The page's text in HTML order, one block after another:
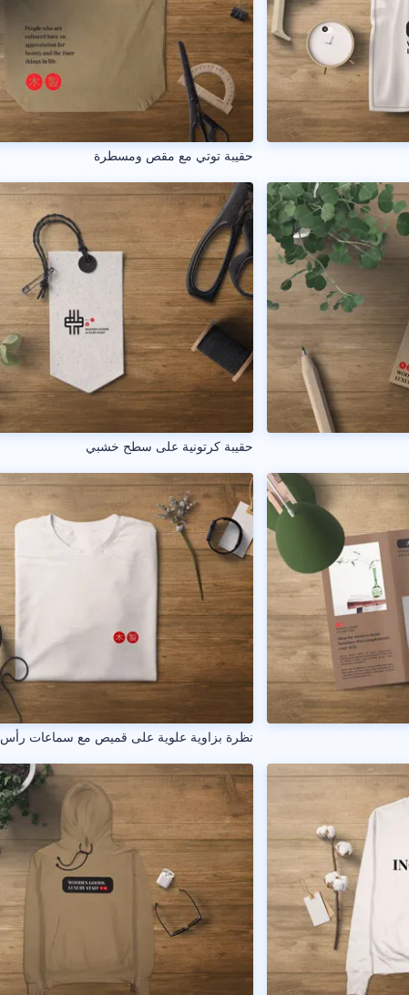
حقيبة توتي مع مقص ومسطرة
حقيبة كرتونية على سطح خشبي
نظرة بزاوية علوية على قميص مع سماعات رأس